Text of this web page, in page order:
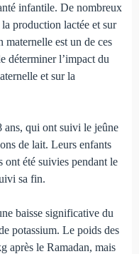
infantile. De nombreux
production lactée et sur
est un de ces
déterminer l’impact du
et sur la
ans, qui ont suivi le jeûne
de lait. Leurs enfants
ont été suivies pendant le
sa fin.
baisse significative du
potassium. Le poids des
après le Ramadan, mais